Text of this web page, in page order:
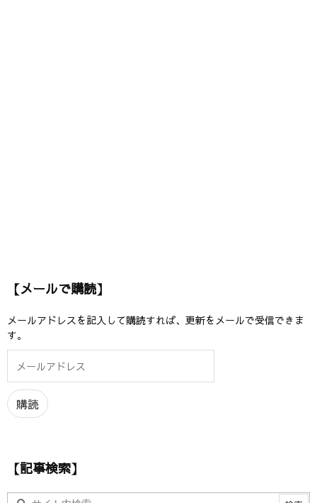
【メールで購読】
メールアドレスを記入して購読すれば、更新をメールで受信できま
す。
ル
ア
ド
購読
【記事検索】